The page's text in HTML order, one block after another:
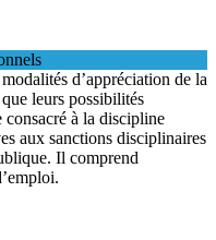
d’appréciation de la
leurs possibilités
à la discipline
aux sanctions disciplinaires
Il comprend